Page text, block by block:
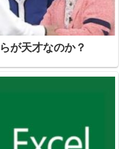
が天才なのか？